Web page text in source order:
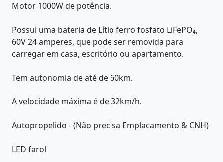
Motor 1000W de potência.
Possui uma bateria de Lítio ferro fosfato LiFePO₄,
60V 24 amperes, que pode ser removida para
carregar em casa, escritório ou apartamento.
Tem autonomia de até de 60km.
A velocidade máxima é de 32km/h.
Autopropelido - (Não precisa Emplacamento & CNH)
LED farol